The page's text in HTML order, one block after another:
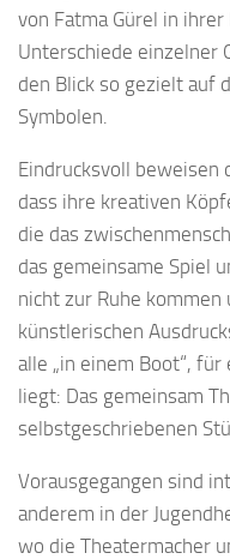
von Fatma Gürel in
Unterschiede einzelner
den Blick so gezielt auf
Symbolen.
Eindrucksvoll beweisen
dass ihre kreativen
die das
das gemeinsame Spiel
nicht zur Ruhe
künstlerischen
alle „in einem Boot“, für
liegt: Das gemeinsam
selbstgeschriebenen
Vorausgegangen sind
anderem in der
wo die Theatermacher